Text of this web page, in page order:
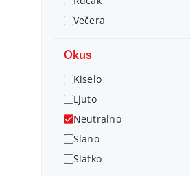
Večera
Okus
Kiselo
Ljuto
Neutralno
Slano
Slatko